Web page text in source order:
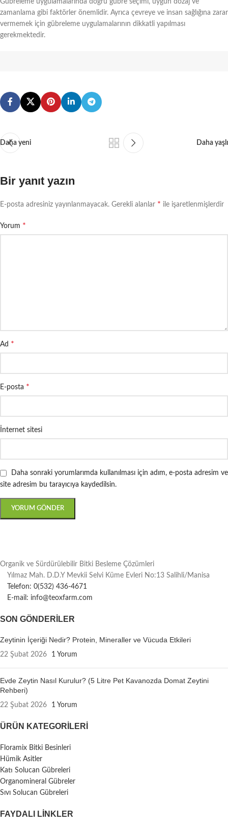
Gübreleme uygulamalarında doğru gübre seçimi, uygun dozaj ve
zamanlama gibi faktörler önemlidir. Ayrıca çevreye ve insan sağlığına zarar
vermemek için gübreleme uygulamalarının dikkatli yapılması
gerekmektedir.
Daha yeni Daha yaşlı
Bir yanıt yazın
E-posta adresiniz yayınlanmayacak. Gerekli alanlar * ile işaretlenmişlerdir
Yorum *
Ad *
E-posta *
İnternet sitesi
Daha sonraki yorumlarımda kullanılması için adım, e-posta adresim ve
site adresim bu tarayıcıya kaydedilsin.
Organik ve Sürdürülebilir Bitki Besleme Çözümleri
Yılmaz Mah. D.D.Y Mevkii Selvi Küme Evleri No:13 Salihli/Manisa
Telefon: 0(532) 436-4671
E-mail: info@teoxfarm.com
SON GÖNDERILER
Zeytinin İçeriği Nedir? Protein, Mineraller ve Vücuda Etkileri
22 Şubat 2026 1 Yorum
Evde Zeytin Nasıl Kurulur? (5 Litre Pet Kavanozda Domat Zeytini
Rehberi)
22 Şubat 2026 1 Yorum
ÜRÜN KATEGORILERI
Floramix Bitki Besinleri
Hümik Asitler
Katı Solucan Gübreleri
Organomineral Gübreler
Sıvı Solucan Gübreleri
FAYDALI LİNKLER